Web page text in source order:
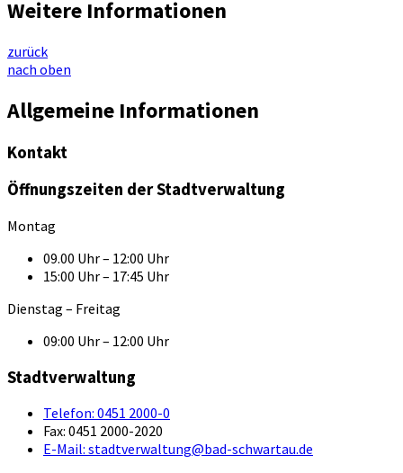
Weitere Informationen
zurück
nach oben
Allgemeine Informationen
Kontakt
Öffnungszeiten der Stadtverwaltung
Montag
09.00 Uhr – 12:00 Uhr
15:00 Uhr – 17:45 Uhr
Dienstag – Freitag
09:00 Uhr – 12:00 Uhr
Stadtverwaltung
Telefon: 0451 2000-0
Fax: 0451 2000-2020
E-Mail: stadtverwaltung@bad-schwartau.de